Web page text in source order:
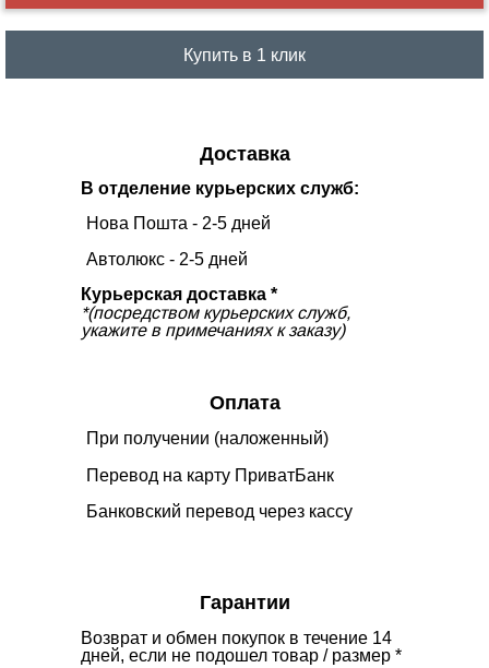
Купить в 1 клик
Доставка
В отделение курьерских служб:
Нова Пошта - 2-5 дней
Автолюкс - 2-5 дней
Курьерская доставка *
*(посредством курьерских служб,
укажите в примечаниях к заказу)
Оплата
При получении (наложенный)
Перевод на карту ПриватБанк
Банковский перевод через кассу
Гарантии
Возврат и обмен покупок в течение 14
дней, если не подошел товар / размер *